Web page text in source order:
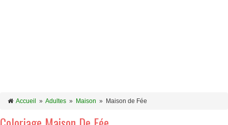
Accueil » Adultes » Maison » Maison de Fée